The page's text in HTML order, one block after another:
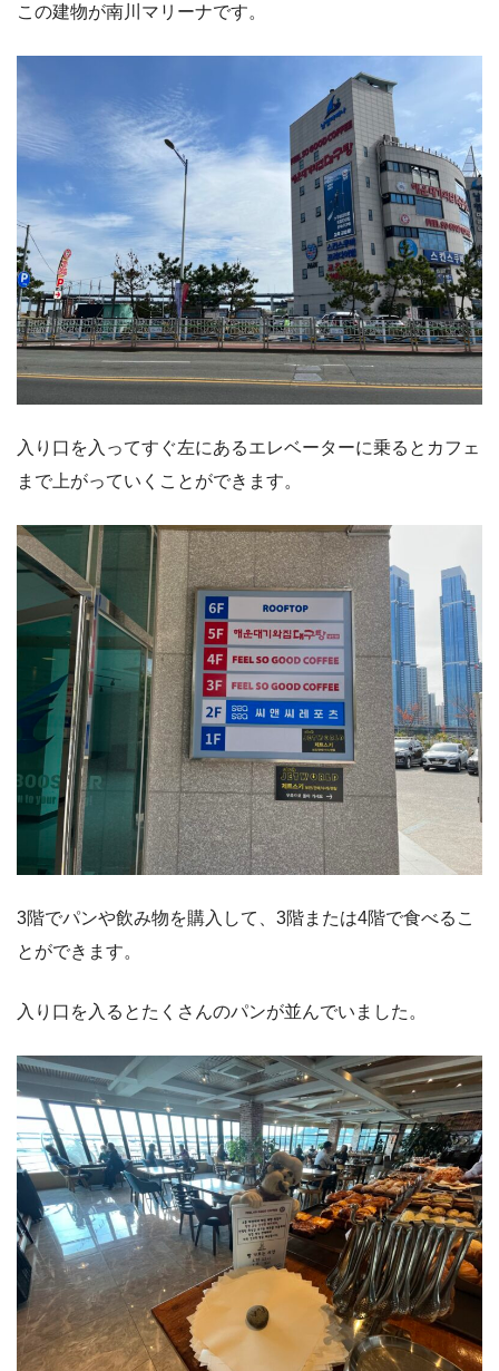
この建物が南川マリーナです。
入り口を入ってすぐ左にあるエレベーターに乗るとカフェ
まで上がっていくことができます。
3階でパンや飲み物を購入して、3階または4階で食べるこ
とができます。
入り口を入るとたくさんのパンが並んでいました。